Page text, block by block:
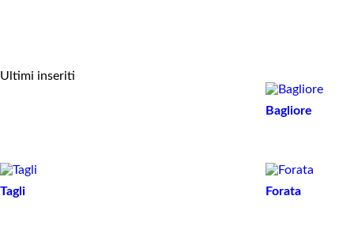
Ultimi inseriti
Bagliore
Tagli Forata